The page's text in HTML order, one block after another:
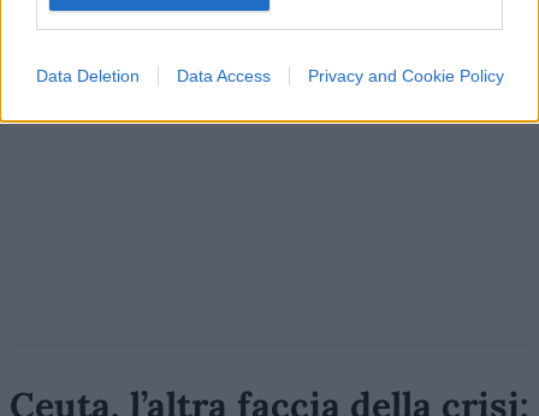
Data Deletion Data Access Privacy and Cookie Policy
Ceuta, l’altra faccia della crisi: